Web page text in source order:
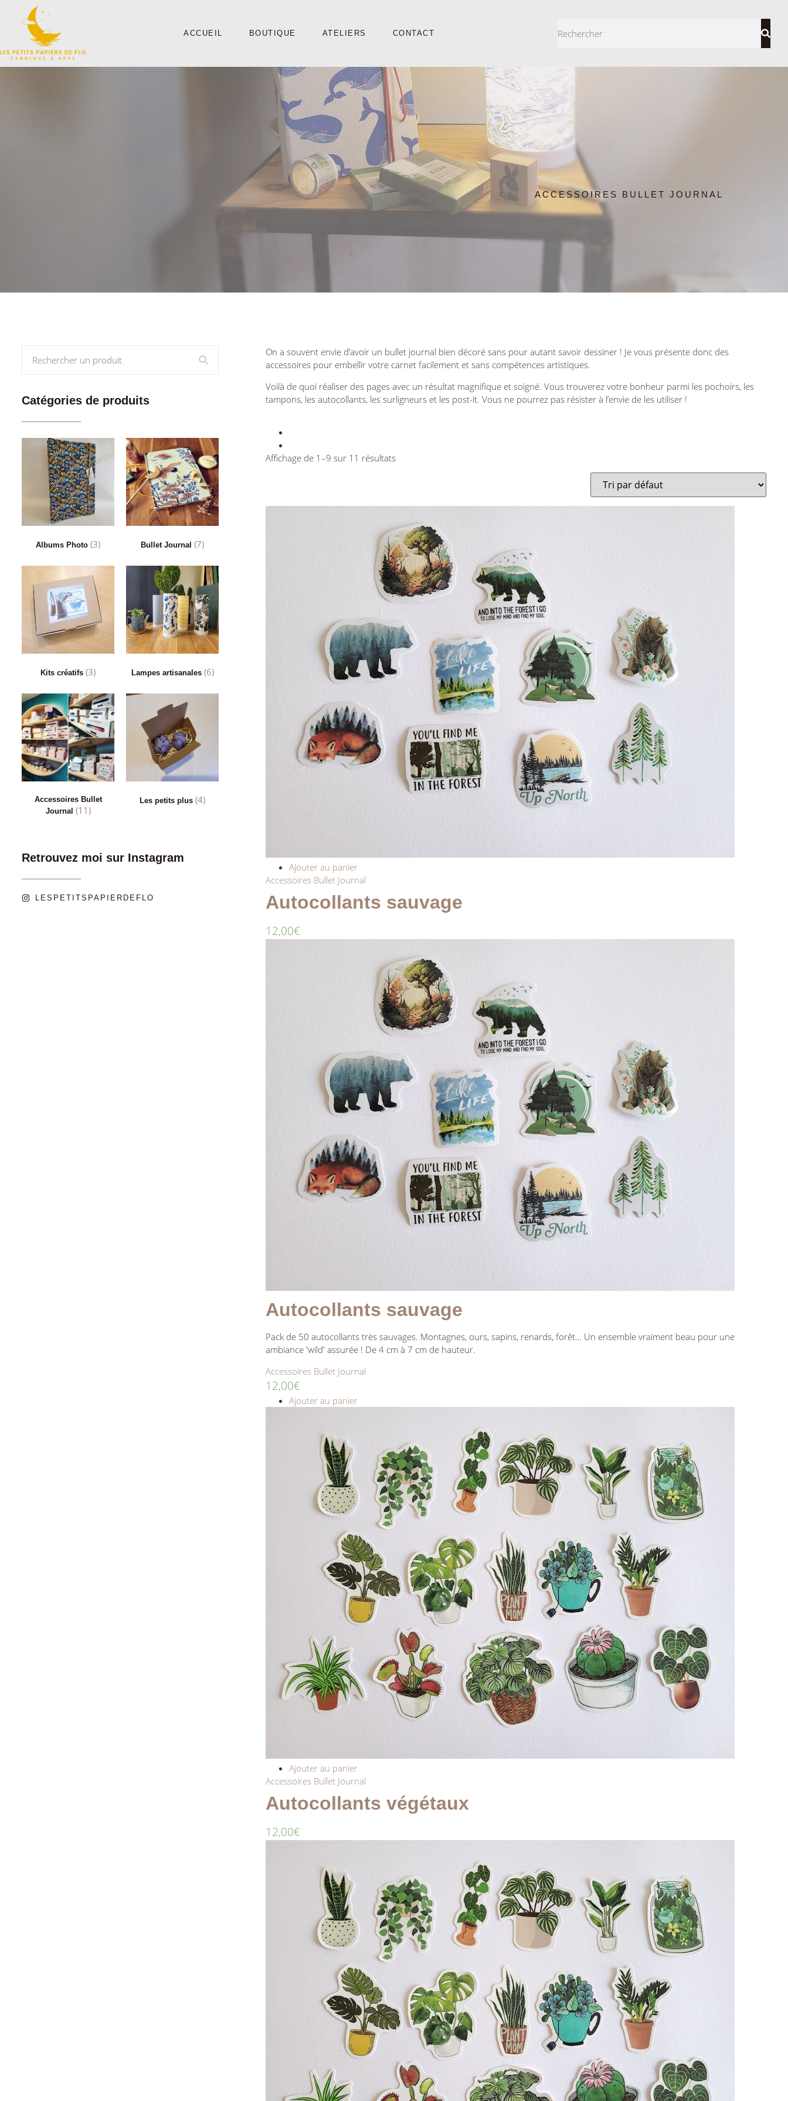
ACCUEIL BOUTIQUE ATELIERS CONTACT
ACCESSOIRES BULLET JOURNAL
Catégories de produits
Albums Photo(3) Bullet Journal(7)
Kits créatifs(3) Lampes artisanales (6)
Accessoires Bullet
Journal (11)
Les petits plus(4)
Retrouvez moi sur Instagram
LESPETITSPAPIERDEFLO
On a souvent envie d’avoir un bullet journal bien décoré sans pour autant savoir dessiner ! Je vous présente donc des
accessoires pour embellir votre carnet facilement et sans compétences artistiques.
Voilà de quoi réaliser des pages avec un résultat magnifique et soigné. Vous trouverez votre bonheur parmi les pochoirs, les
tampons, les autocollants, les surligneurs et les post-it. Vous ne pourrez pas résister à l’envie de les utiliser !
Affichage de 1–9 sur 11 résultats
Ajouter au panier
Accessoires Bullet Journal
Autocollants sauvage
12,00€
Autocollants sauvage
Pack de 50 autocollants très sauvages. Montagnes, ours, sapins, renards, forêt… Un ensemble vraiment beau pour une
ambiance 'wild' assurée ! De 4 cm à 7 cm de hauteur.
Accessoires Bullet Journal
12,00€
Ajouter au panier
Ajouter au panier
Accessoires Bullet Journal
Autocollants végétaux
12,00€